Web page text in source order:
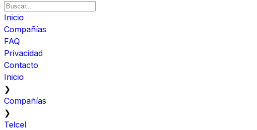
Inicio
Compañías
FAQ
Privacidad
Contacto
Inicio
❯
Compañías
❯
Telcel